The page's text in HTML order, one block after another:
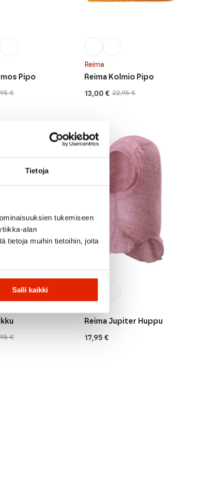
Tietoja
tukemiseen
alan
tietoja muihin tietoihin, joita
Salli kaikki
€
Pipo
Reima
22,95€
Alkuperäinen
13,00 €
Nykyinen
Reima Kolmio Pipo
€ 17,95 €
Reima Jupiter Huppu